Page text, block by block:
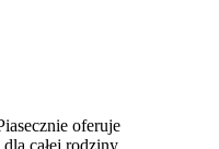
oferuje
całej rodziny.